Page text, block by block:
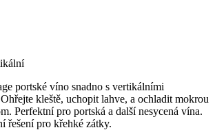
portské víno snadno s vertikálními
kleště, uchopit lahve, a ochladit mokrou
Perfektní pro portská a další nesycená vína.
řešení pro křehké zátky.